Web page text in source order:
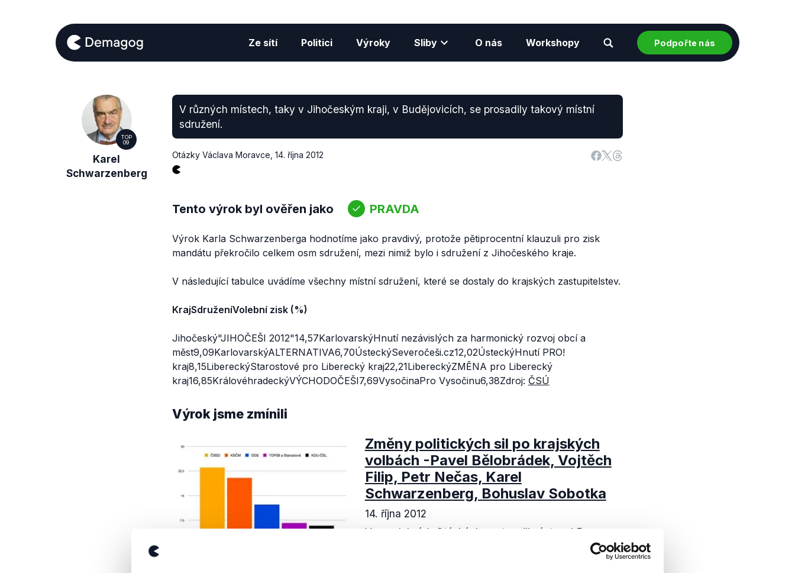
Ze sítí Politici Výroky Sliby O nás Workshopy Podpořte nás
TOP
09
Karel
Schwarzenberg
V různých místech, taky v Jihočeským kraji, v Budějovicích, se prosadily takový místní
sdružení.
Otázky Václava Moravce 14. října 2012
Tento výrok byl ověřen jako PRAVDA
Výrok Karla Schwarzenberga hodnotíme jako pravdivý, protože pětiprocentní klauzuli pro zisk
mandátu překročilo celkem osm sdružení, mezi nimiž bylo i sdružení z Jihočeského kraje.
V následující tabulce uvádíme všechny místní sdružení, které se dostaly do krajských zastupitelstev.
KrajSdruženíVolební zisk (%)
Jihočeský"JIHOČEŠI 2012"14,57KarlovarskýHnutí nezávislých za harmonický rozvoj obcí a
měst9,09KarlovarskýALTERNATIVA6,70ÚsteckýSeveročeši.cz12,02ÚsteckýHnutí PRO!
kraj8,15LibereckýStarostové pro Liberecký kraj22,21LibereckýZMĚNA pro Liberecký
kraj16,85KrálovéhradeckýVÝCHODOČEŠI7,69VysočinaPro Vysočinu6,38Zdroj: ČSÚ
Výrok jsme zmínili
Změny politických sil po krajských
volbách -Pavel Bělobrádek, Vojtěch
Filip, Petr Nečas, Karel
Schwarzenberg, Bohuslav Sobotka
14. října 2012
V povolebních Otázkách vystoupili zástupci 5
nejsilnějších stran podle výsledků krajských voleb.